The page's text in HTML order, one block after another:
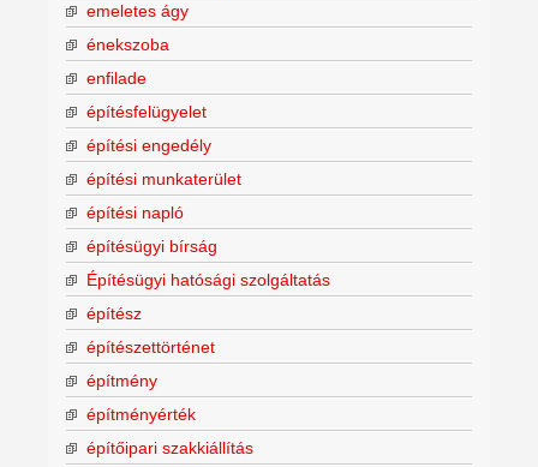
emeletes ágy
énekszoba
enfilade
építésfelügyelet
építési engedély
építési munkaterület
építési napló
építésügyi bírság
Építésügyi hatósági szolgáltatás
építész
építészettörténet
építmény
építményérték
építőipari szakkiállítás